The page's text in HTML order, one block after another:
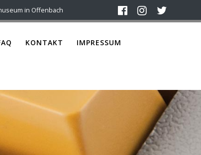
in Offenbach
KONTAKT IMPRESSUM